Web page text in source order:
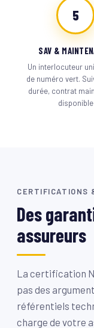
5
SAV &
Un interlocuteur
de numéro vert.
durée, contrat
disponible
CERTIFICATIONS
Des
assureurs
La certification
pas des
référentiels
charge de votre